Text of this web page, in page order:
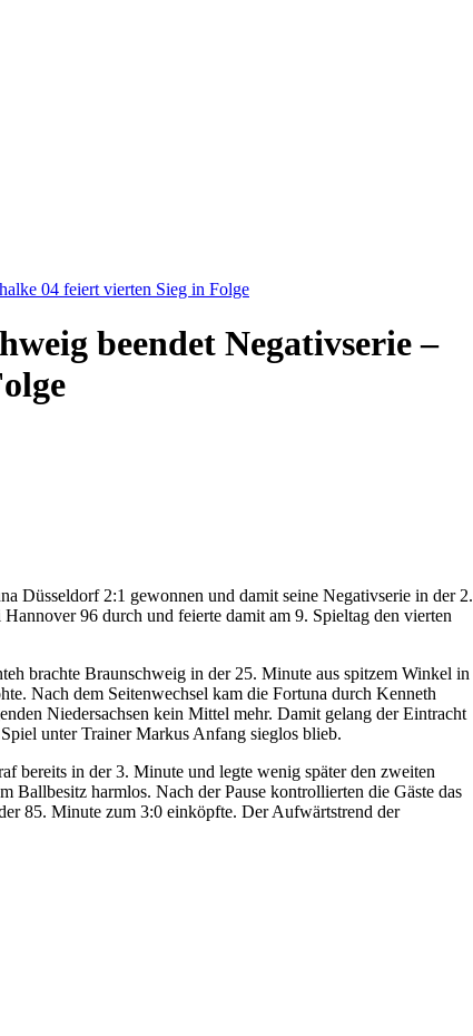
04 feiert vierten Sieg in Folge
beendet Negativserie –
Düsseldorf 2:1 gewonnen und damit seine Negativserie in der 2.
96 durch und feierte damit am 9. Spieltag den vierten
brachte Braunschweig in der 25. Minute aus spitzem Winkel in
Nach dem Seitenwechsel kam die Fortuna durch Kenneth
Niedersachsen kein Mittel mehr. Damit gelang der Eintracht
unter Trainer Markus Anfang sieglos blieb.
bereits in der 3. Minute und legte wenig später den zweiten
Ballbesitz harmlos. Nach der Pause kontrollierten die Gäste das
85. Minute zum 3:0 einköpfte. Der Aufwärtstrend der